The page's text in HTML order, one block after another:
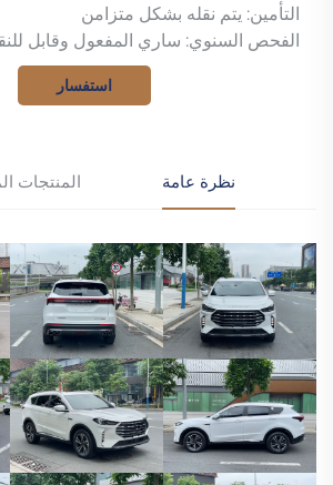
التأمين: يتم نقله بشكل متزامن
الفحص السنوي: ساري المفعول وقابل
استفسار
نظرة عامة المنتجات